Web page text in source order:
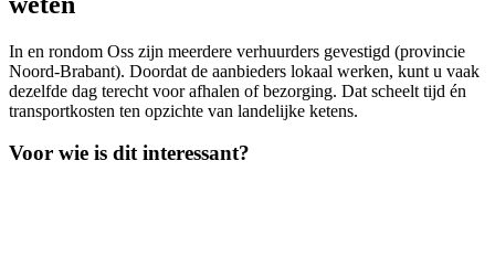
In en rondom Oss zijn meerdere verhuurders gevestigd (provincie
Noord-Brabant). Doordat de aanbieders lokaal werken, kunt u vaak
dezelfde dag terecht voor afhalen of bezorging. Dat scheelt tijd én
transportkosten ten opzichte van landelijke ketens.
Voor wie is dit interessant?